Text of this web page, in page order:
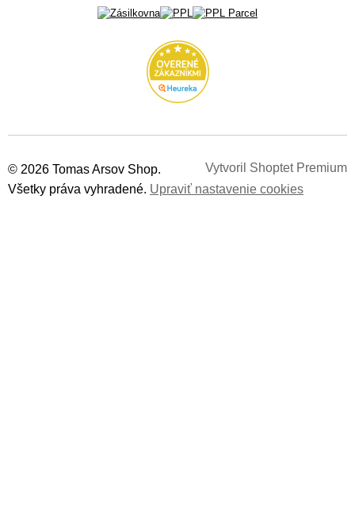
Vytvoril Shoptet Premium
© 2026 Tomas Arsov Shop.
Všetky práva vyhradené. Upraviť nastavenie cookies